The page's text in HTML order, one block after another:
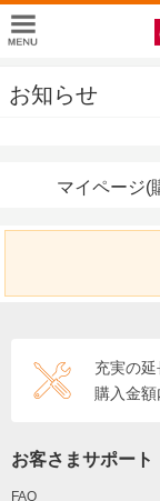
お知らせ
マイページ(
充実の
購入金
お客さまサポート
FAQ